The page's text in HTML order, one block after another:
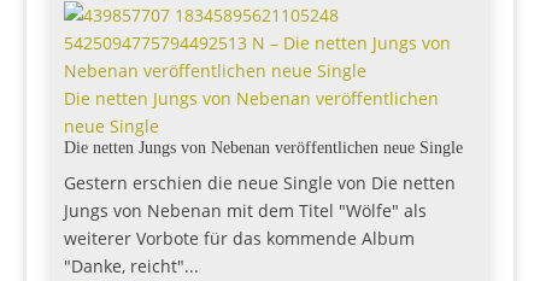
Die netten Jungs von Nebenan veröffentlichen
neue Single
Die netten Jungs von Nebenan veröffentlichen neue Single
Gestern erschien die neue Single von Die netten
Jungs von Nebenan mit dem Titel "Wölfe" als
weiterer Vorbote für das kommende Album
"Danke, reicht"...